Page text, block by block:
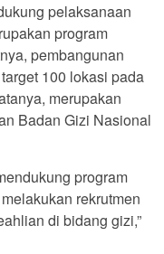
pelaksanaan
program
pembangunan
100 lokasi pada
merupakan
Badan Gizi Nasional
program
rekrutmen
di bidang gizi,”